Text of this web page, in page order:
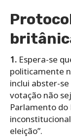
1. Espera-se
politicamente
inclui abster-
votação não
Parlamento do
eleição”.